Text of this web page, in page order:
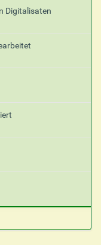
Digitalisaten